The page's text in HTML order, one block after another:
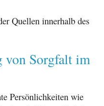
Quellen innerhalb des
von Sorgfalt im
Persönlichkeiten wie